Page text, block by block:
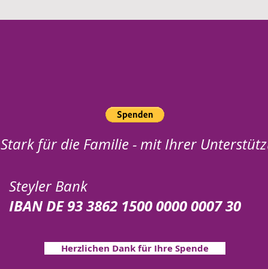
Stark für die Familie - mit Ihrer
Steyler Bank
IBAN DE 93 3862 1500 0000 0007 30
Herzlichen Dank für Ihre Spende